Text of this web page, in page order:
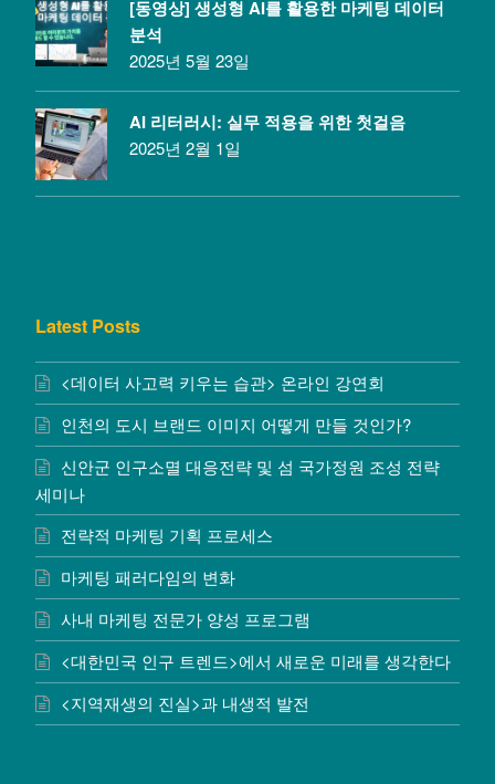
[동영상] 생성형 AI를 활용한 마케팅 데이터
분석
2025년 5월 23일
AI 리터러시: 실무 적용을 위한 첫걸음
2025년 2월 1일
Latest Posts
<데이터 사고력 키우는 습관> 온라인 강연회
인천의 도시 브랜드 이미지 어떻게 만들 것인가?
신안군 인구소멸 대응전략 및 섬 국가정원 조성 전략
세미나
전략적 마케팅 기획 프로세스
마케팅 패러다임의 변화
사내 마케팅 전문가 양성 프로그램
<대한민국 인구 트렌드>에서 새로운 미래를 생각한다
<지역재생의 진실>과 내생적 발전